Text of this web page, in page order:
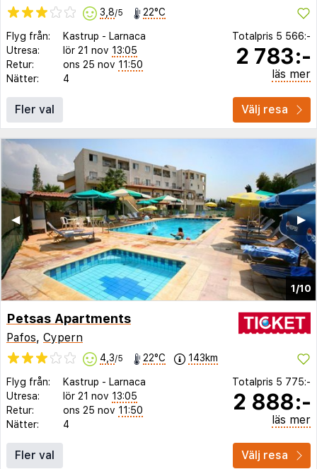
3,8/5 22°C
Flyg från: Kastrup - Larnaca
Utresa:
lör 21 nov 13:05
Retur:
ons 25 nov 11:50
Nätter:
4
Totalpris 5 566:-
2 783:-
läs mer
Fler val Välj resa
1/10
▶︎
◀︎
Petsas Apartments
Pafos, Cypern
4,3/5 22°C 143km
Flyg från: Kastrup - Larnaca
Utresa:
lör 21 nov 13:05
Retur:
ons 25 nov 11:50
Nätter:
4
Totalpris 5 775:-
2 888:-
läs mer
Fler val Välj resa